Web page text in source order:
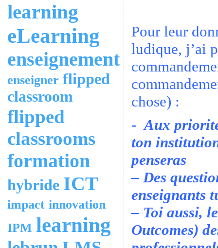
learning
eLearning
enseignement
enseigner flipped
classroom
flipped
classrooms
formation
hybride ICT
impact innovation
IPM learning
Pour leur
ludique, j’ai
chose) :
- Aux
ton
penseras
– Des
enseignants
– Toi aussi,
Outcomes)